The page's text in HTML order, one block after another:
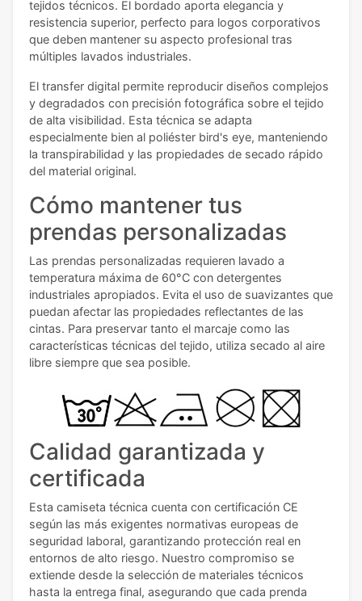
tejidos técnicos. El bordado aporta elegancia y
resistencia superior, perfecto para logos corporativos
que deben mantener su aspecto profesional tras
múltiples lavados industriales.
El transfer digital permite reproducir diseños complejos
y degradados con precisión fotográfica sobre el tejido
de alta visibilidad. Esta técnica se adapta
especialmente bien al poliéster bird's eye, manteniendo
la transpirabilidad y las propiedades de secado rápido
del material original.
Cómo mantener tus
prendas personalizadas
Las prendas personalizadas requieren lavado a
temperatura máxima de 60°C con detergentes
industriales apropiados. Evita el uso de suavizantes que
puedan afectar las propiedades reflectantes de las
cintas. Para preservar tanto el marcaje como las
características técnicas del tejido, utiliza secado al aire
libre siempre que sea posible.
Calidad garantizada y
certificada
Esta camiseta técnica cuenta con certificación CE
según las más exigentes normativas europeas de
seguridad laboral, garantizando protección real en
entornos de alto riesgo. Nuestro compromiso se
extiende desde la selección de materiales técnicos
hasta la entrega final, asegurando que cada prenda